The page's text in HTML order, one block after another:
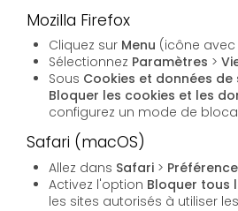
Mozilla Firefox
Cliquez sur Menu (icône
Sélectionnez Paramètres >
Sous Cookies et données de
Bloquer les cookies et les
configurez un mode de
Safari (macOS)
Allez dans Safari >
Activez l'option Bloquer tous
les sites autorisés à utiliser